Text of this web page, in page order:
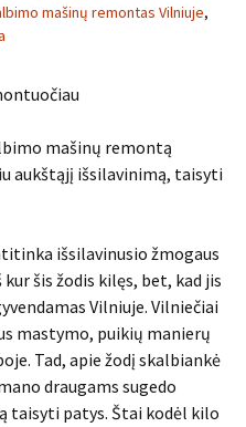
mašinų remontas Vilniuje,
mašinų remontą
aukštąjį išsilavinimą, taisyti
išsilavinusio žmogaus
šis žodis kilęs, bet, kad jis
Vilniuje. Vilniečiai
mastymo, puikių manierų
Tad, apie žodį skalbiankė
draugams sugedo
taisyti patys. Štai kodėl kilo